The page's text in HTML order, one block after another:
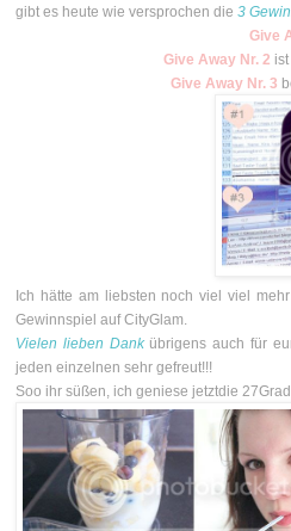
gibt es heute wie versprochen die 3
Give
Give Away Nr. 2
Give Away Nr. 3
Ich hätte am liebsten noch viel viel
Gewinnspiel auf CityGlam.
Vielen lieben Dank übrigens auch für
jeden einzelnen sehr gefreut!!!
Soo ihr süßen, ich geniese jetztdie